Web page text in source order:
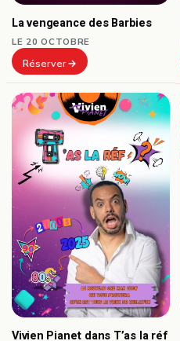
La vengeance des Barbies
LE 20 OCTOBRE
Réserver
Vivien Pianet dans T’as la réf